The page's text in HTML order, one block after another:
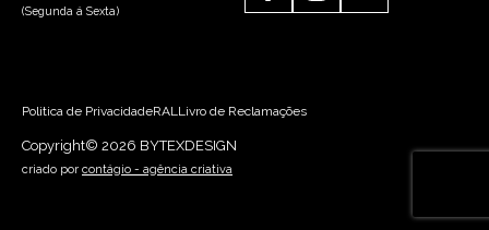
(Segunda á Sexta)
Copyright© 2026 BYTEXDESIGN
criado por contágio - agência criativa
Politica de PrivacidadeRALLivro de Reclamações